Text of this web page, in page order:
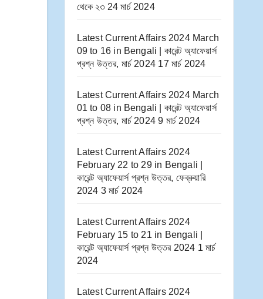
থেকে ২৩ 24 মার্চ 2024
Latest Current Affairs 2024 March
09 to 16​ in Bengali | কারেন্ট অ্যাফেয়ার্স
প্রশ্ন উত্তর, মার্চ 2024 17 মার্চ 2024
Latest Current Affairs 2024 March
01 to 08​ in Bengali | কারেন্ট অ্যাফেয়ার্স
প্রশ্ন উত্তর, মার্চ 2024 9 মার্চ 2024
Latest Current Affairs 2024
February 22 to 29​ in Bengali |
কারেন্ট অ্যাফেয়ার্স প্রশ্ন উত্তর, ফেব্রুয়ারি
2024 3 মার্চ 2024
Latest Current Affairs 2024
February 15 to 21​ in Bengali |
কারেন্ট অ্যাফেয়ার্স প্রশ্ন উত্তর 2024 1 মার্চ
2024
Latest Current Affairs 2024